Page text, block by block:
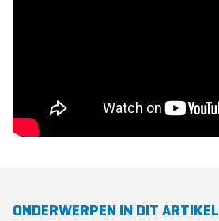
ONDERWERPEN IN DIT ARTIKEL